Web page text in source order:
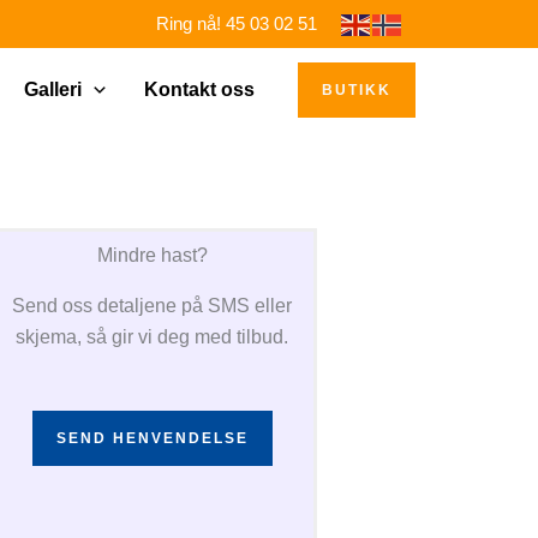
Ring nå! 45 03 02 51
Galleri Kontakt oss BUTIKK
Mindre hast?
Send oss detaljene på SMS eller
skjema, så gir vi deg med tilbud.
SEND HENVENDELSE